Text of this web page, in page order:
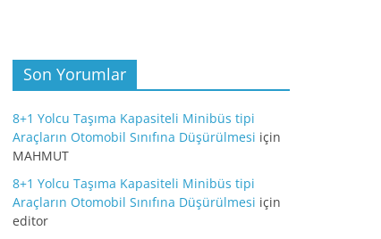
Son Yorumlar
8+1 Yolcu Taşıma Kapasiteli Minibüs tipi
Araçların Otomobil Sınıfına Düşürülmesi için
MAHMUT
8+1 Yolcu Taşıma Kapasiteli Minibüs tipi
Araçların Otomobil Sınıfına Düşürülmesi için
editor